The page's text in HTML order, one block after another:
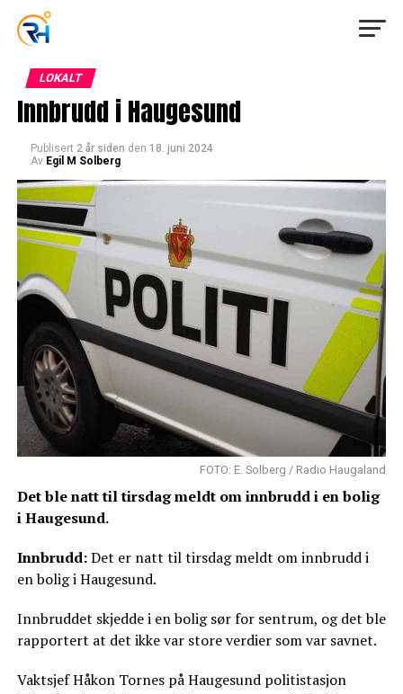
LOKALT
Innbrudd i Haugesund
Publisert 2 år siden den 18. juni 2024
Av Egil M Solberg
FOTO: E. Solberg / Radio Haugaland
Det ble natt til tirsdag meldt om innbrudd i en bolig
i Haugesund.
Innbrudd:Det er natt til tirsdag meldt om innbrudd i
en bolig i Haugesund.
Innbruddet skjedde i en bolig sør for sentrum, og det ble
rapportert at det ikke var store verdier som var savnet.
Vaktsjef Håkon Tornes på Haugesund politistasjon